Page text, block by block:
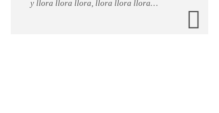
y llora llora llora, llora llora llora…